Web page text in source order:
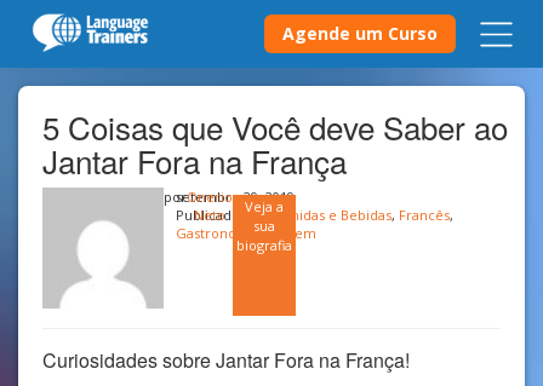
Agende um Curso
5 Coisas que Você deve Saber ao
Jantar Fora na França
porOnerio
Neto
Veja a
sua
biografia
setembro 29, 2019
Publicado emComidas e Bebidas, Francês,
Gastronomia,Viagem
Curiosidades sobre Jantar Fora na França!